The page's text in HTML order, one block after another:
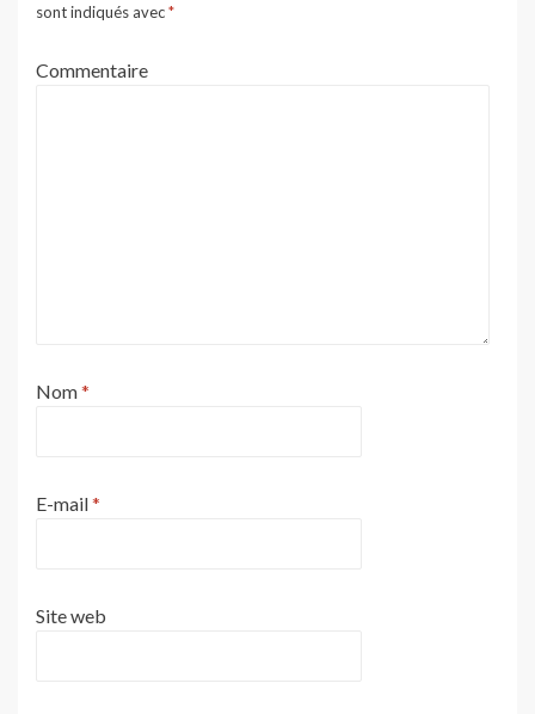
sont indiqués avec*
Commentaire
Nom*
E-mail*
Site web